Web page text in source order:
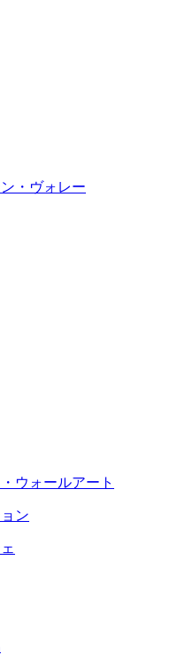
・ヴォレー
ウォールアート
ン